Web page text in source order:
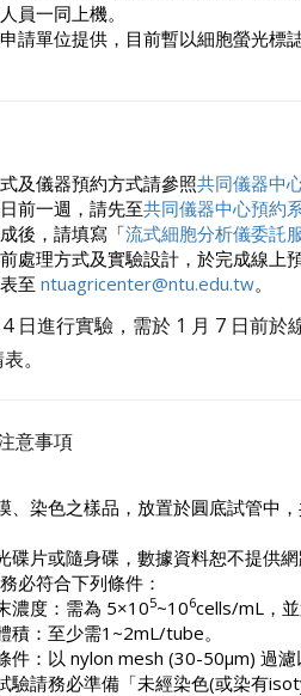
員一同上機。
請單位提供，目前暫以細胞螢光標
及儀器預約方式請參照共同儀器中
前一週，請先至共同儀器中心預約
後，請填寫「流式細胞分析儀委託
處理方式及實驗設計，於完成線上
至 ntuagricenter@ntu.edu.tw。
日進行實驗，需於 1 月 7 日前於
。
意事項
、染色之樣品，放置於圓底試管中
碟片或隨身碟，數據資料恕不提供
必符合下列條件：
濃度：需為 5×105~106cells/mL ，
積：至少需1~2mL/tube。
件：以 nylon mesh (30-50μm) 過濾
驗請務必準備「未經染色(或染有